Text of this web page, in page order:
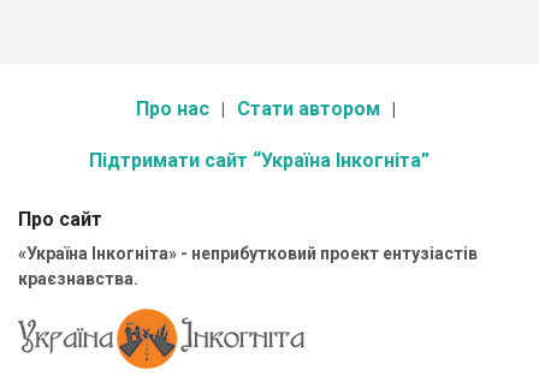
Про нас Стати автором
Підтримати сайт “Україна Інкогніта”
Про сайт
«Україна Інкогніта» - неприбутковий проект ентузіастів
краєзнавства.